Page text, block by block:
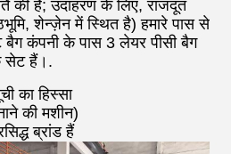
की है; उदाहरण के लिए, राजदूत
शेन्ज़ेन में स्थित है) हमारे पास से
कंपनी के पास 3 लेयर पीसी बैग
सेट हैं।.
का हिस्सा
की मशीन)
ब्रांड हैं